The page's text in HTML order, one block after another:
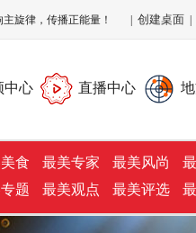
旋律，传播正能量！ 创建桌面
中心 直播中心
食 最美专家 最美风尚
题 最美观点 最美评选